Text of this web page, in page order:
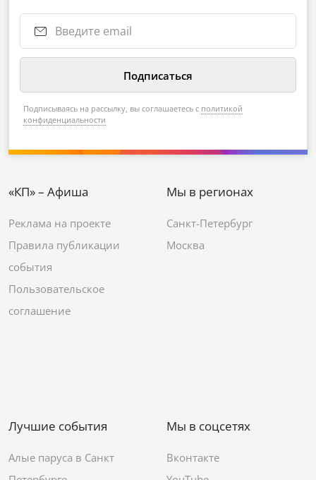
Подписываясь на рассылку, вы соглашаетесь с политикой
конфиденциальности
«КП» – Афиша
Реклама на проекте
Правила публикации
события
Пользовательское
соглашение
Мы в регионах
Санкт-Петербург
Москва
Лучшие события
Алые паруса в Санкт
Мы в соцсетях
Вконтакте